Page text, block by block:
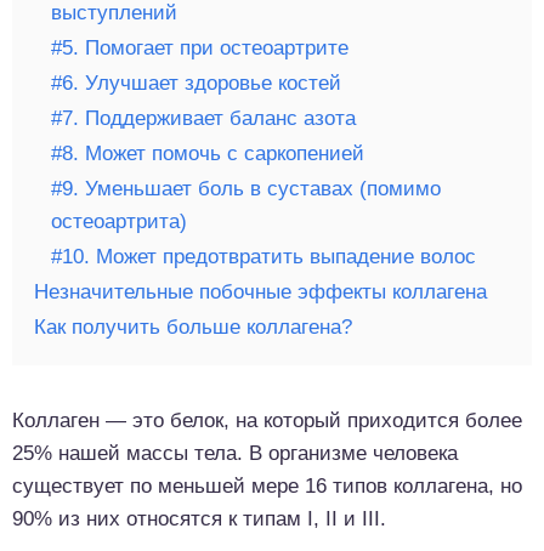
выступлений
#5. Помогает при остеоартрите
#6. Улучшает здоровье костей
#7. Поддерживает баланс азота
#8. Может помочь с саркопенией
#9. Уменьшает боль в суставах (помимо
остеоартрита)
#10. Может предотвратить выпадение волос
Незначительные побочные эффекты коллагена
Как получить больше коллагена?
Коллаген — это белок, на который приходится более
25% нашей массы тела. В организме человека
существует по меньшей мере 16 типов коллагена, но
90% из них относятся к типам I, II и III.